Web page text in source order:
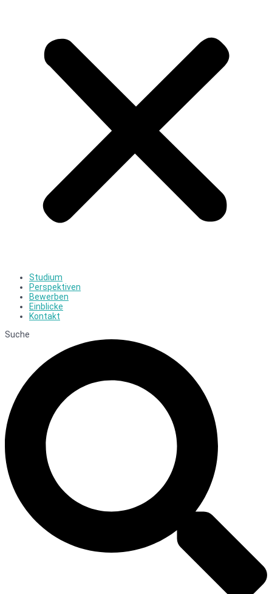
Studium
Perspektiven
Bewerben
Einblicke
Kontakt
Suche